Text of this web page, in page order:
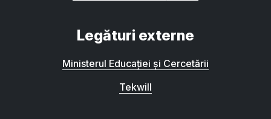
Legături externe
Ministerul Educației și Cercetării
Tekwill